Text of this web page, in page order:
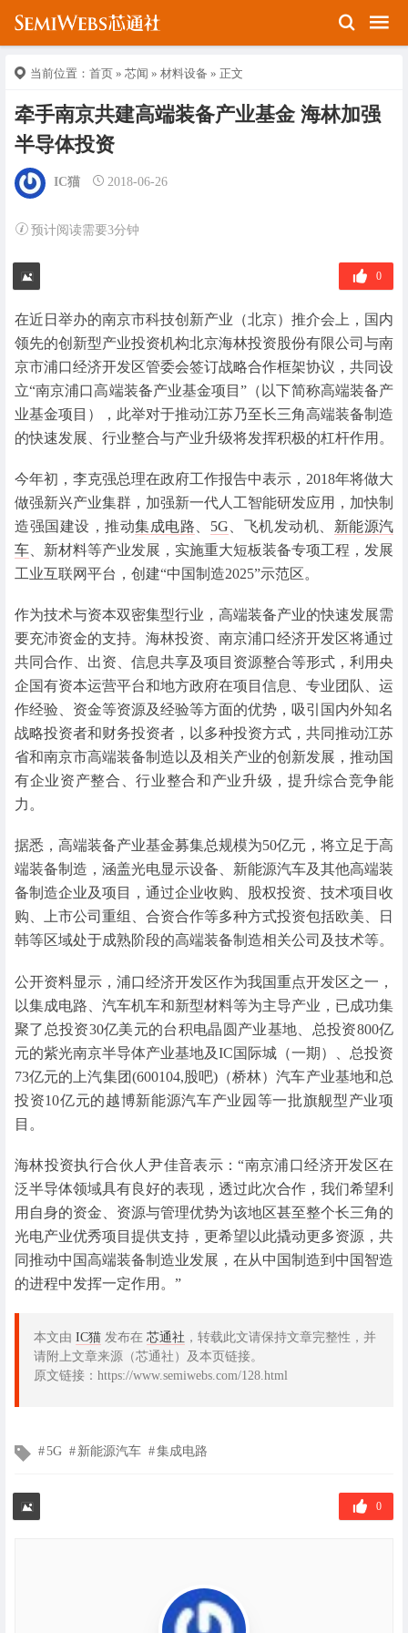
当前位置： 首页 » 芯闻 » 材料设备 » 正文
牵手南京共建高端装备产业基金 海林加强
半导体投资
IC猫 2018-06-26
预计阅读需要3分钟
0
在近日举办的南京市科技创新产业（北京）推介会上，国内
领先的创新型产业投资机构北京海林投资股份有限公司与南
京市浦口经济开发区管委会签订战略合作框架协议，共同设
立“南京浦口高端装备产业基金项目”（以下简称高端装备产
业基金项目），此举对于推动江苏乃至长三角高端装备制造
的快速发展、行业整合与产业升级将发挥积极的杠杆作用。
今年初，李克强总理在政府工作报告中表示，2018年将做大
做强新兴产业集群，加强新一代人工智能研发应用，加快制
造强国建设，推动集成电路 5G 、飞机发动机、 新能源汽
车 、新材料等产业发展，实施重大短板装备专项工程，发展
工业互联网平台，创建“中国制造2025”示范区。
作为技术与资本双密集型行业，高端装备产业的快速发展需
要充沛资金的支持。海林投资、南京浦口经济开发区将通过
共同合作、出资、信息共享及项目资源整合等形式，利用央
企国有资本运营平台和地方政府在项目信息、专业团队、运
作经验、资金等资源及经验等方面的优势，吸引国内外知名
战略投资者和财务投资者，以多种投资方式，共同推动江苏
省和南京市高端装备制造以及相关产业的创新发展，推动国
有企业资产整合、行业整合和产业升级，提升综合竞争能
力。
据悉，高端装备产业基金募集总规模为50亿元，将立足于高
端装备制造，涵盖光电显示设备、新能源汽车及其他高端装
备制造企业及项目，通过企业收购、股权投资、技术项目收
购、上市公司重组、合资合作等多种方式投资包括欧美、日
韩等区域处于成熟阶段的高端装备制造相关公司及技术等。
公开资料显示，浦口经济开发区作为我国重点开发区之一，
以集成电路、汽车机车和新型材料等为主导产业，已成功集
聚了总投资30亿美元的台积电晶圆产业基地、总投资800亿
元的紫光南京半导体产业基地及IC国际城（一期）、总投资
73亿元的上汽集团(600104,股吧)（桥林）汽车产业基地和总
投资10亿元的越博新能源汽车产业园等一批旗舰型产业项
目。
海林投资执行合伙人尹佳音表示：“南京浦口经济开发区在
泛半导体领域具有良好的表现，透过此次合作，我们希望利
用自身的资金、资源与管理优势为该地区甚至整个长三角的
光电产业优秀项目提供支持，更希望以此撬动更多资源，共
同推动中国高端装备制造业发展，在从中国制造到中国智造
的进程中发挥一定作用。”
本文由 IC猫 发布在 芯通社 ，转载此文请保持文章完整性，并
请附上文章来源（芯通社）及本页链接。
原文链接：https://www.semiwebs.com/128.html
文
签
5G 新能源汽车 集成电路
0